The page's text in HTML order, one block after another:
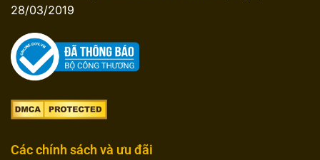
28/03/2019
Các chính sách và ưu đãi